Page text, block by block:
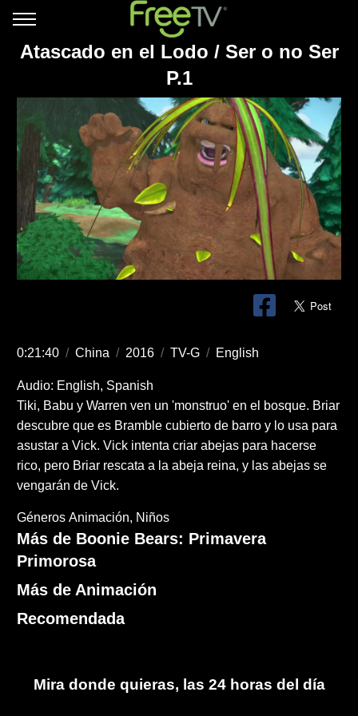
Atascado en el Lodo / Ser o no Ser
P.1
0:21:40 / China / 2016 / TV-G / English
Audio: English, Spanish
Tiki, Babu y Warren ven un 'monstruo' en el bosque. Briar
descubre que es Bramble cubierto de barro y lo usa para
asustar a Vick. Vick intenta criar abejas para hacerse
rico, pero Briar rescata a la abeja reina, y las abejas se
vengarán de Vick.
Géneros Animación Niños
Más de Boonie Bears: Primavera
Primorosa
Más de Animación
Recomendada
Mira donde quieras, las 24 horas del día